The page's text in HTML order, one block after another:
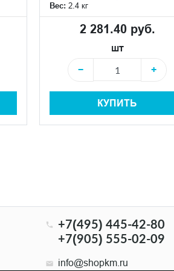
Вес: 2.4 кг
2 281.40 руб.
шт
−
+
КУПИТЬ
+7(495) 445-42-80
+7(905) 555-02-09
info@shopkm.ru